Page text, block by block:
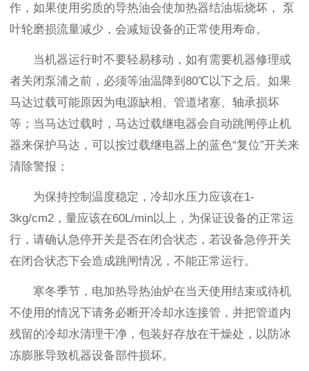
作，如果使用劣质的导热油会使加热器结油垢烧坏， 泵
叶轮磨损流量减少，会减短设备的正常使用寿命。
当机器运行时不要轻易移动，如有需要机器修理或
者关闭泵浦之前，必须等油温降到80℃以下之后。如果
马达过载可能原因为电源缺相、管道堵塞、轴承损坏
等；当马达过载时，马达过载继电器会自动跳闸停止机
器来保护马达，可以按过载继电器上的蓝色“复位”开关来
清除警报；
为保持控制温度稳定，冷却水压力应该在1-
3kg/cm2，量应该在60L/min以上，为保证设备的正常运
行，请确认急停开关是否在闭合状态，若设备急停开关
在闭合状态下会造成跳闸情况，不能正常运行。
寒冬季节，电加热导热油炉在当天使用结束或待机
不使用的情况下请务必断开冷却水连接管，并把管道内
残留的冷却水清理干净，包装好存放在干燥处，以防冰
冻膨胀导致机器设备部件损坏。